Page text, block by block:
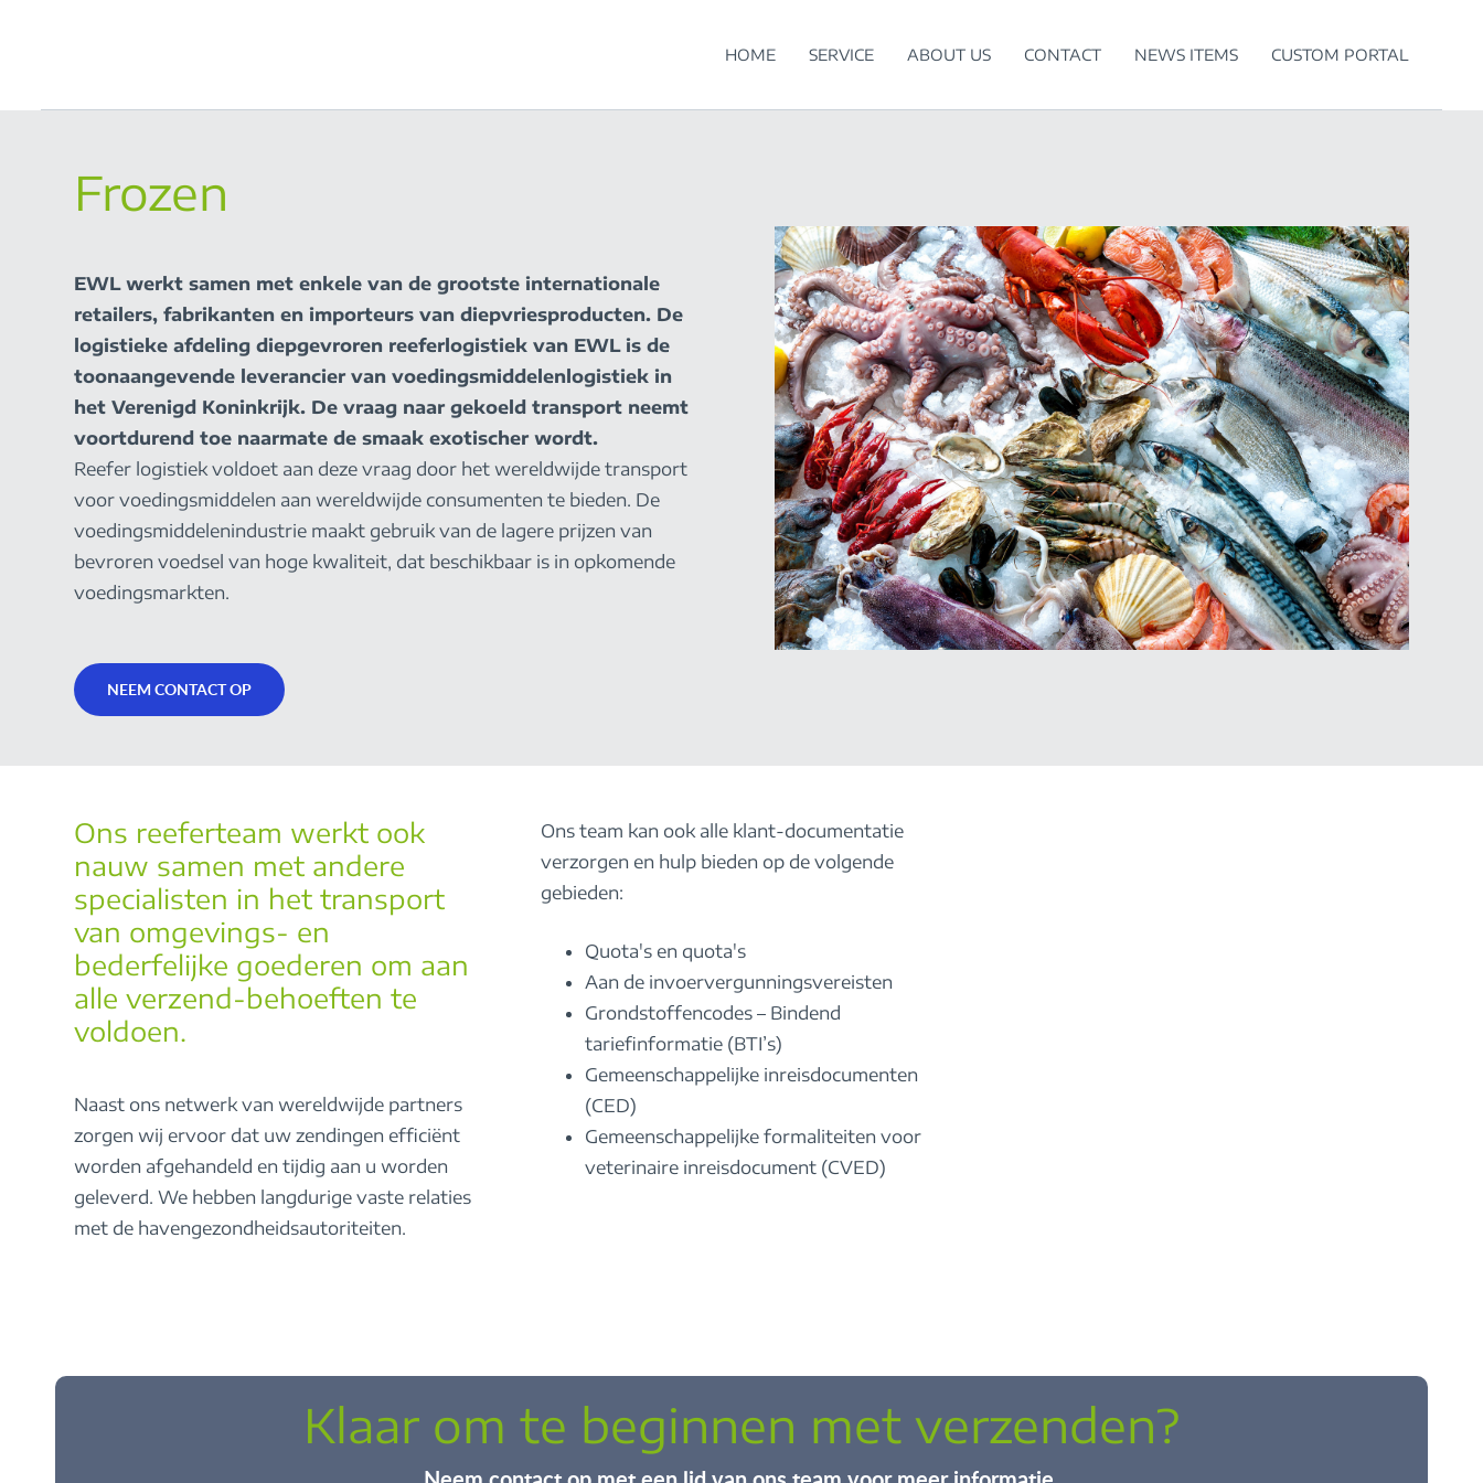
HOME SERVICE ABOUT US CONTACT NEWS ITEMS CUSTOM PORTAL
Frozen
EWL werkt samen met enkele van de grootste internationale
retailers, fabrikanten en importeurs van diepvriesproducten. De
logistieke afdeling diepgevroren reeferlogistiek van EWL is de
toonaangevende leverancier van voedingsmiddelenlogistiek in
het Verenigd Koninkrijk. De vraag naar gekoeld transport neemt
voortdurend toe naarmate de smaak exotischer wordt.
Reefer logistiek voldoet aan deze vraag door het wereldwijde transport
voor voedingsmiddelen aan wereldwijde consumenten te bieden. De
voedingsmiddelenindustrie maakt gebruik van de lagere prijzen van
bevroren voedsel van hoge kwaliteit, dat beschikbaar is in opkomende
voedingsmarkten.
NEEM CONTACT OP
Ons reeferteam werkt ook
nauw samen met andere
specialisten in het transport
van omgevings- en
bederfelijke goederen om aan
alle verzend-behoeften te
voldoen.
Naast ons netwerk van wereldwijde partners
zorgen wij ervoor dat uw zendingen efficiënt
worden afgehandeld en tijdig aan u worden
geleverd. We hebben langdurige vaste relaties
met de havengezondheidsautoriteiten.
Ons team kan ook alle klant-documentatie
verzorgen en hulp bieden op de volgende
gebieden:
Quota's en quota's
Aan de invoervergunningsvereisten
Grondstoffencodes – Bindend
tariefinformatie (BTI’s)
Gemeenschappelijke inreisdocumenten
(CED)
Gemeenschappelijke formaliteiten voor
veterinaire inreisdocument (CVED)
Klaar om te beginnen met verzenden?